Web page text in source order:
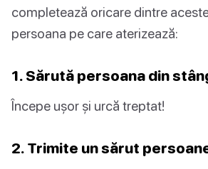
completează oricare dintre
persoana pe care aterizează:
1. Sărută persoana din
Începe ușor și urcă treptat!
2. Trimite un sărut